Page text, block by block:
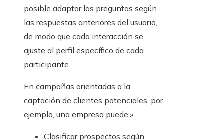
posible adaptar las preguntas según
las respuestas anteriores del usuario,
de modo que cada interacción se
ajuste al perfil específico de cada
participante.
En campañas orientadas a la
captación de clientes potenciales, por
ejemplo, una empresa puede:»
Clasificar prospectos según